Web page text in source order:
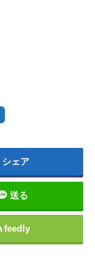
シェア
送る
feedly